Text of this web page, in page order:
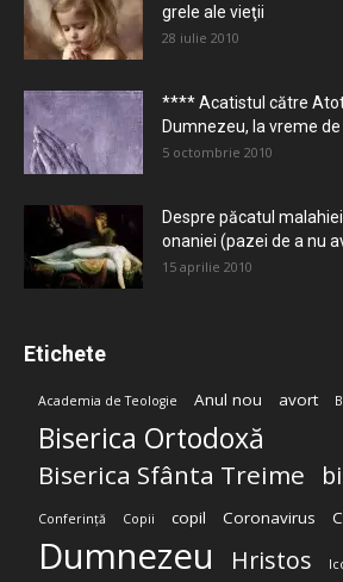
grele ale vieţii
28 iulie 2010
**** Acatistul către
Dumnezeu, la vreme
5 octombrie 2010
Despre păcatul
onaniei (pazei de a nu
15 aprilie 2010
Etichete
Academia de Teologie Anul nou avort
Biserica Ortodoxă
Biserica Sfânta Treime
Conferință Copii copil Coronavirus
Dumnezeu Hristos